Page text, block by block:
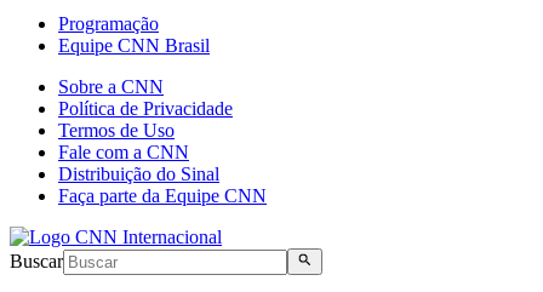
Programação
Equipe CNN Brasil
Sobre a CNN
Política de Privacidade
Termos de Uso
Fale com a CNN
Distribuição do Sinal
Faça parte da Equipe CNN
Buscar